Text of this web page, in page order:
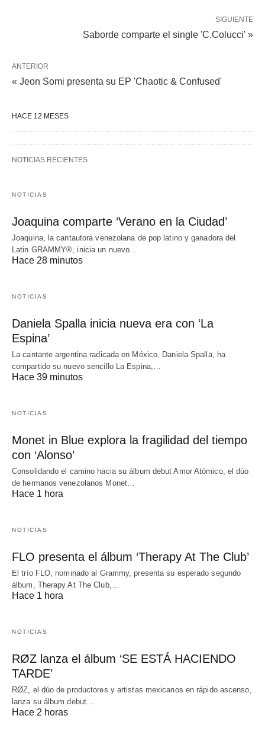
SIGUIENTE
Saborde comparte el single 'C.Colucci' »
ANTERIOR
« Jeon Somi presenta su EP 'Chaotic & Confused'
HACE 12 MESES
NOTICIAS RECIENTES
NOTICIAS
Joaquina comparte ‘Verano en la Ciudad’
Joaquina, la cantautora venezolana de pop latino y ganadora del
Latin GRAMMY®, inicia un nuevo…
Hace 28 minutos
NOTICIAS
Daniela Spalla inicia nueva era con ‘La
Espina’
La cantante argentina radicada en México, Daniela Spalla, ha
compartido su nuevo sencillo La Espina,…
Hace 39 minutos
NOTICIAS
Monet in Blue explora la fragilidad del tiempo
con ‘Alonso’
Consolidando el camino hacia su álbum debut Amor Atómico, el dúo
de hermanos venezolanos Monet…
Hace 1 hora
NOTICIAS
FLO presenta el álbum ‘Therapy At The Club’
El trío FLO, nominado al Grammy, presenta su esperado segundo
álbum, Therapy At The Club,…
Hace 1 hora
NOTICIAS
RØZ lanza el álbum ‘SE ESTÁ HACIENDO
TARDE’
RØZ, el dúo de productores y artistas mexicanos en rápido ascenso,
lanza su álbum debut…
Hace 2 horas